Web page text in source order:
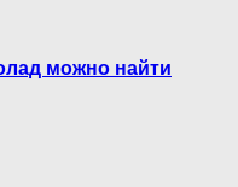
можно найти